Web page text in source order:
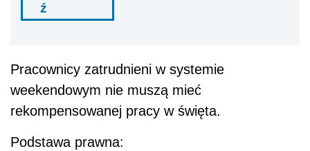
ź
Pracownicy zatrudnieni w systemie
weekendowym nie muszą mieć
rekompensowanej pracy w święta.
Podstawa prawna: